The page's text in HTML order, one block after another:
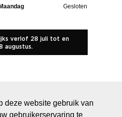
deze website gebruik van
gebruikerservaring te
Gesloten
verlof 28 juli tot en
augustus.